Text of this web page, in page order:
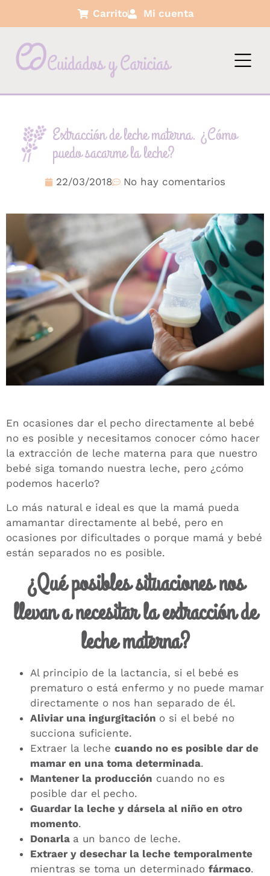
Carrito Mi cuenta
Extracción de leche materna. ¿Cómo
puedo sacarme la leche?
22/03/2018 No hay comentarios
En ocasiones dar el pecho directamente al bebé
no es posible y necesitamos conocer cómo hacer
la extracción de leche materna para que nuestro
bebé siga tomando nuestra leche, pero ¿cómo
podemos hacerlo?
Lo más natural e ideal es que la mamá pueda
amamantar directamente al bebé, pero en
ocasiones por dificultades o porque mamá y bebé
están separados no es posible.
¿Qué posibles situaciones nos
llevan a necesitar la extracción de
leche materna?
Al principio de la lactancia, si el bebé es
prematuro o está enfermo y no puede mamar
directamente o nos han separado de él.
Aliviar una ingurgitación o si el bebé no
succiona suficiente.
Extraer la leche cuando no es posible dar de
mamar en una toma determinada.
Mantener la producción cuando no es
posible dar el pecho.
Guardar la leche y dársela al niño en otro
momento.
Donarla a un banco de leche.
Extraer y desechar la leche temporalmente
mientras se toma un determinado fármaco.